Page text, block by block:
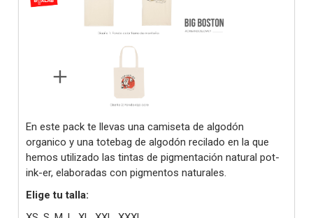
En este pack te llevas una camiseta de algodón
organico y una totebag de algodón recilado en la que
hemos utilizado las tintas de pigmentación natural pot-
ink-er, elaboradas con pigmentos naturales.
Elige tu talla: